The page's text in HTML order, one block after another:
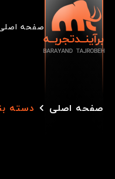
صفحه
صفحه اصلی دسته